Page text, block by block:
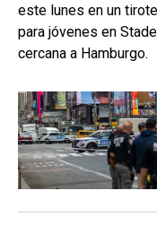
este lunes en un
para jóvenes en
cercana a Hamburgo.